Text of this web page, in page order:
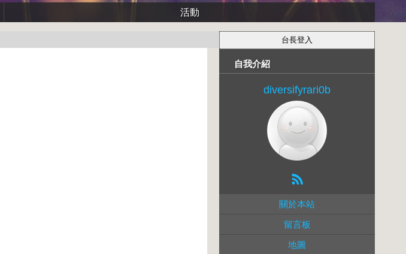
活動
自我介紹
diversifyrari0b
關於本站
留言板
地圖